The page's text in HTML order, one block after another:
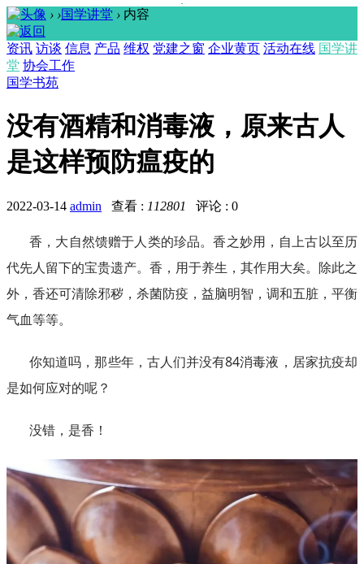
› ›国学讲堂 › 内容
资讯 访谈 信息 产品 维权 党建之窗 企业黄页 活动在线 国学讲
堂 协会工作
国学书苑
没有酒精和消毒液，原来古人
是这样预防瘟疫的
2022-03-14 admin 查看 : 112801 评论 : 0
香，大自然馈赠于人类的珍品。香之妙用，自上古以至历
代先人留下的宝贵遗产。香，用于养生，其作用大矣。除此之
外，香还可清除邪秽，杀菌防疫，益脑明智，调和五脏，平衡
气血等等。
你知道吗，那些年，古人们并没有84消毒液，居家抗疫却
是如何应对的呢？
没错，是香！